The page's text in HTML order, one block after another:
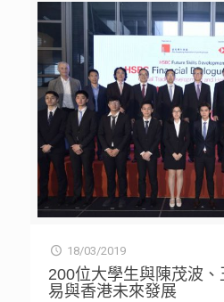
18/03/2019
200位大學生與陳茂波
易與香港未來發展